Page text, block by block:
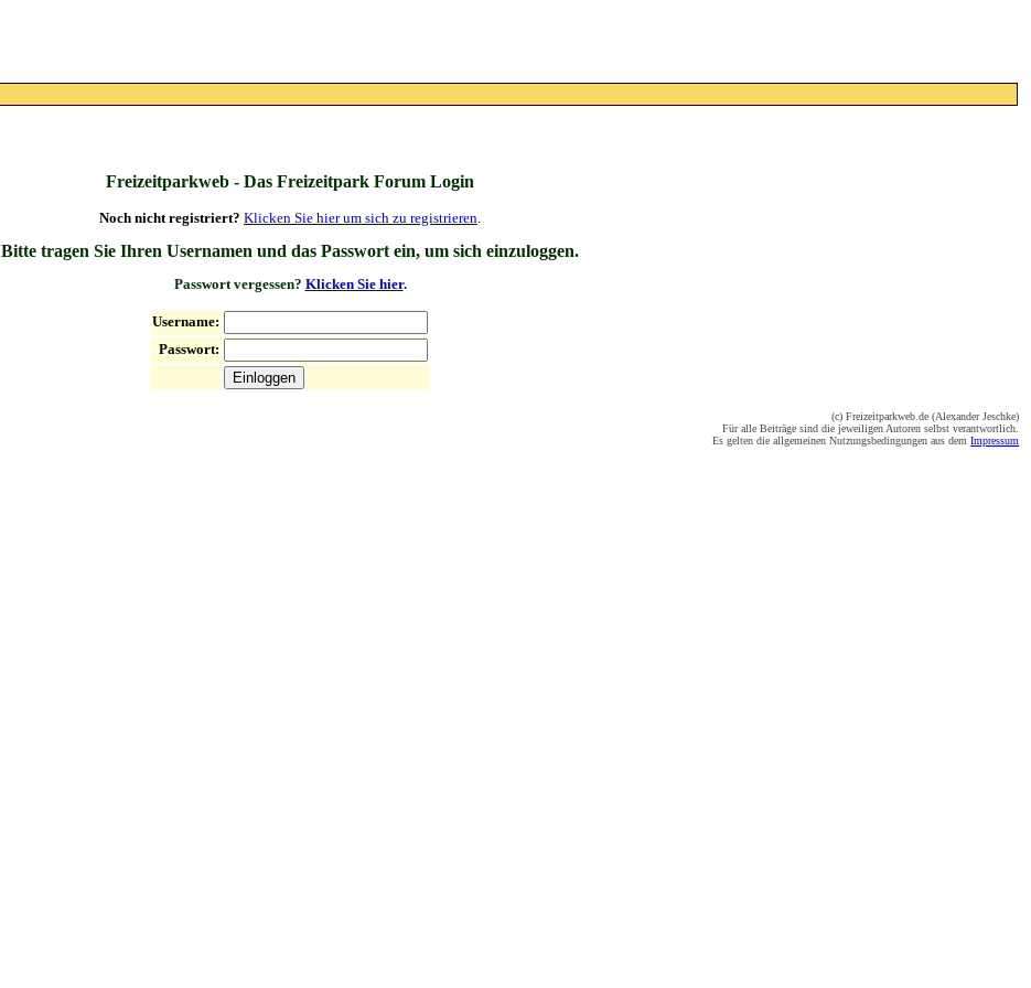
Freizeitparkweb - Das Freizeitpark Forum Login
Noch nicht registriert? Klicken Sie hier um sich zu registrieren.
Bitte tragen Sie Ihren Usernamen und das Passwort ein, um sich einzuloggen.
Passwort vergessen? Klicken Sie hier.
Username:
Passwort:
(c) Freizeitparkweb.de (Alexander Jeschke)
Für alle Beiträge sind die jeweiligen Autoren selbst verantwortlich.
Es gelten die allgemeinen Nutzungsbedingungen aus dem Impressum